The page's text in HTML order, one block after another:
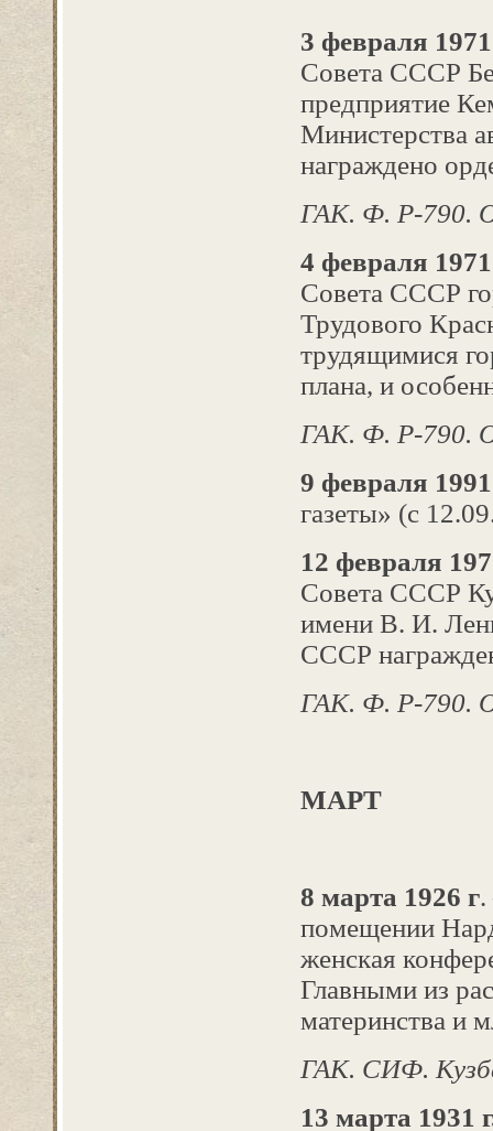
3 февраля
Совета СССР
предприятие
Министерства
награждено
ГАК. Ф. Р-790.
4 февраля 1971
Совета СССР
Трудового
трудящимися
плана, и
ГАК. Ф. Р-790.
9 февраля
газеты» (с
12 февраля
Совета СССР
имени В. И.
СССР
ГАК. Ф. Р-790.
МАРТ
8 марта 1926 г.
помещении
женская
Главными из
материнства и
ГАК. СИФ.
13 марта 1931